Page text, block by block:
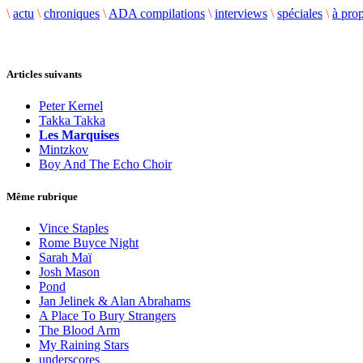
\ actu \ chroniques \ ADA compilations \ interviews \ spéciales \ à
Articles suivants
Peter Kernel
Takka Takka
Les Marquises
Mintzkov
Boy And The Echo Choir
Même rubrique
Vince Staples
Rome Buyce Night
Sarah Maï
Josh Mason
Pond
Jan Jelinek & Alan Abrahams
A Place To Bury Strangers
The Blood Arm
My Raining Stars
underscores